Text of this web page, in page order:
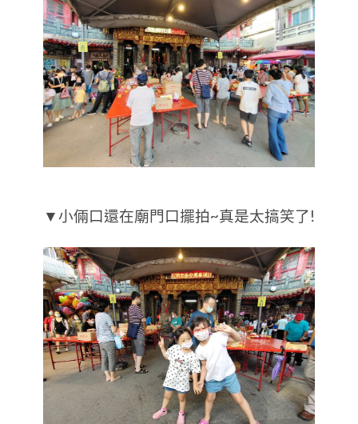
▼小倆口還在廟門口擺拍~真是太搞笑了!